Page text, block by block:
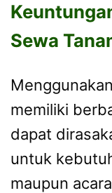
Sewa
Menggunakan
memiliki
dapat
untuk
maupun